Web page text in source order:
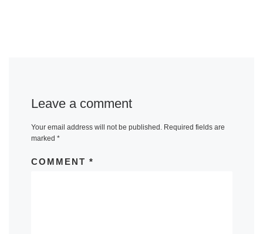
Leave a comment
Your email address will not be published. Required fields are
marked *
COMMENT *